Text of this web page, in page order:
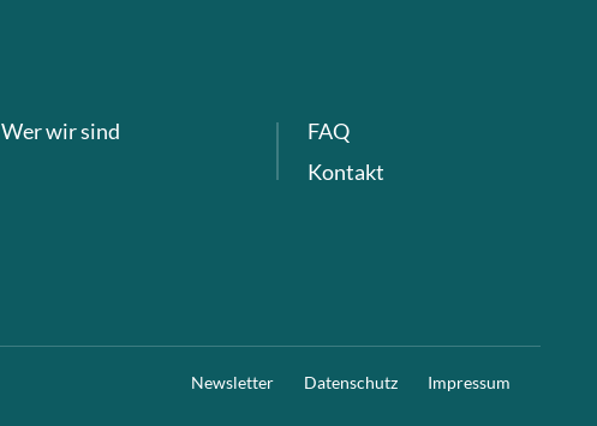
Wer wir sind
FAQ
Kontakt
Newsletter Datenschutz Impressum